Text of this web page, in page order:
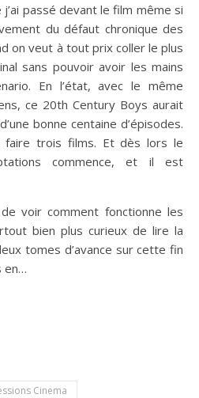
passé devant le film même si
du défaut chronique des
on veut à tout prix coller le plus
sans pouvoir avoir les mains
En l’état, avec le même
ce 20th Century Boys aurait
bonne centaine d’épisodes.
faire trois films. Et dès lors le
commence, et il est
voir comment fonctionne les
bien plus curieux de lire la
tomes d’avance sur cette fin
en…
Cinema